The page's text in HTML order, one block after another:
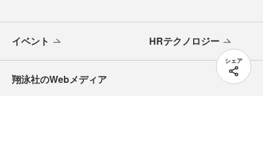
シェア
特集